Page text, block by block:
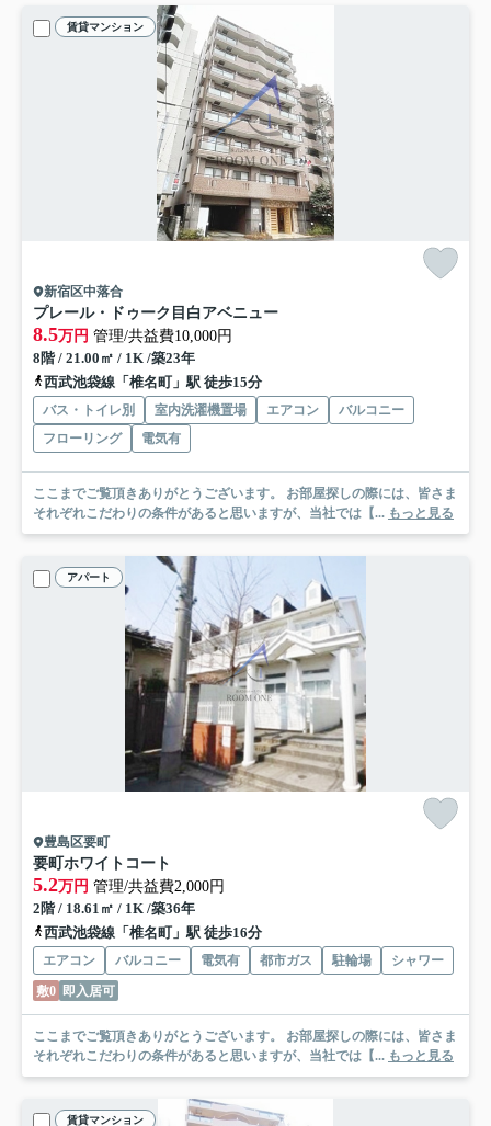
賃貸マンション
新宿区中落合
プレール・ドゥーク目白アベニュー
8.5万円 管理/共益費10,000円
8階 / 21.00㎡ / 1K /築23年
西武池袋線「椎名町」駅 徒歩15分
バス・トイレ別 室内洗濯機置場 エアコン
バルコニー
フローリング
電気有
ここまでご覧頂きありがとうございます。 お部屋探しの際には、皆さま
それぞれこだわりの条件があると思いますが、当社では【... もっと見る
アパート
豊島区要町
要町ホワイトコート
5.2万円 管理/共益費2,000円
2階 / 18.61㎡ / 1K /築36年
西武池袋線「椎名町」駅 徒歩16分
エアコン バルコニー 電気有 都市ガス 駐輪場
シャワー
敷0 即入居可
ここまでご覧頂きありがとうございます。 お部屋探しの際には、皆さま
それぞれこだわりの条件があると思いますが、当社では【... もっと見る
賃貸マンション